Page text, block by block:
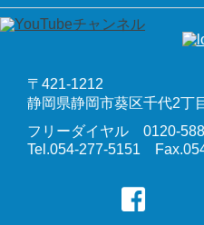
〒421-1212
静岡県静岡市葵区千代2丁
フリーダイヤル 0120-
Tel.054-277-5151